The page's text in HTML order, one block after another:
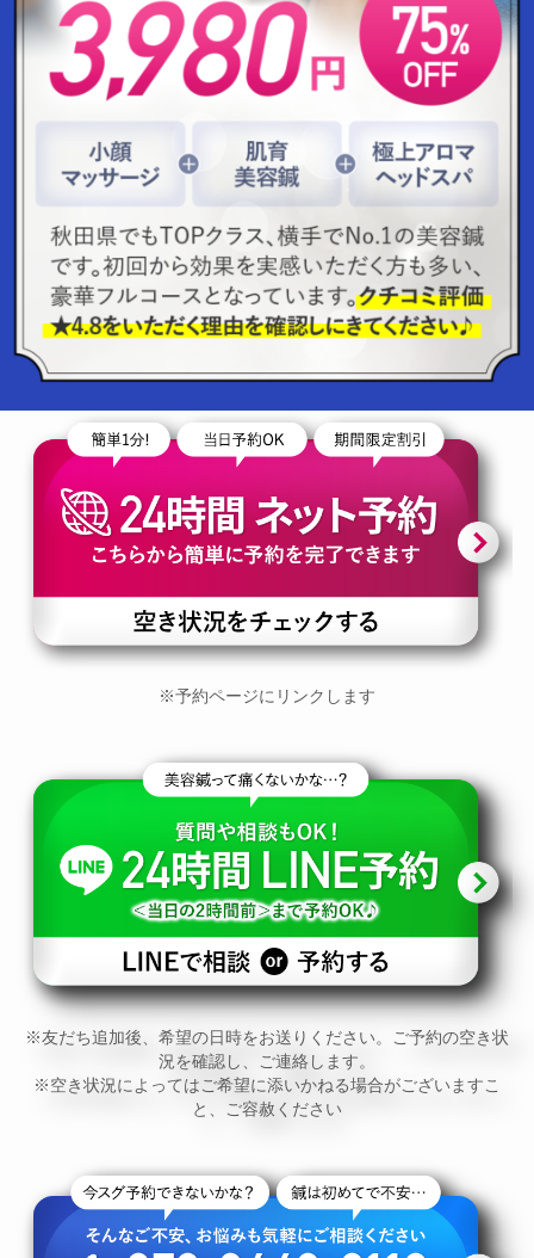
※予約ページにリンクします
※友だち追加後、希望の日時をお送りください。ご予約の空き状
況を確認し、ご連絡します。
※空き状況によってはご希望に添いかねる場合がございますこ
と、ご容赦ください